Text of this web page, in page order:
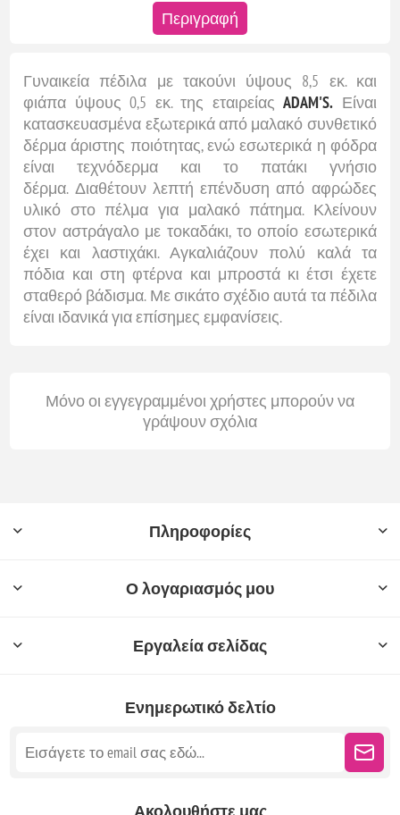
Περιγραφή
Γυναικεία πέδιλα με τακούνι ύψους 8,5 εκ. και
φιάπα ύψους 0,5 εκ. της εταιρείαςADAM'S. Είναι
κατασκευασμένα εξωτερικά από μαλακό συνθετικό
δέρμα άριστης ποιότητας, ενώ εσωτερικά η φόδρα
είναι τεχνόδερμα και το πατάκι γνήσιο
δέρμα. Διαθέτουν λεπτή επένδυση από αφρώδες
υλικό στο πέλμα για μαλακό πάτημα. Κλείνουν
στον αστράγαλο με τοκαδάκι, το οποίο εσωτερικά
έχει και λαστιχάκι. Αγκαλιάζουν πολύ καλά τα
πόδια και στη φτέρνα και μπροστά κι έτσι έχετε
σταθερό βάδισμα. Με σικάτο σχέδιο αυτά τα πέδιλα
είναι ιδανικά για επίσημες εμφανίσεις.
Μόνο οι εγγεγραμμένοι χρήστες μπορούν να
γράψουν σχόλια
Πληροφορίες
Ο λογαριασμός μου
Εργαλεία σελίδας
Ενημερωτικό δελτίο